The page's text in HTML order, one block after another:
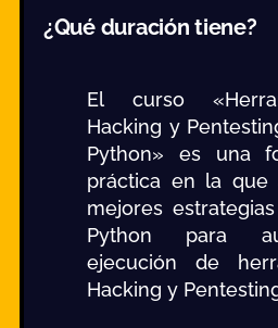
¿Qué duración tiene?
El curso
Hacking y
Python» es una
práctica en la que
mejores
Python para
ejecución de
Hacking y